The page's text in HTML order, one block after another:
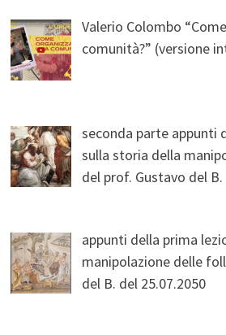
Valerio Colombo
comunità?” (versione
seconda parte appunti
sulla storia della
del prof. Gustavo del
appunti della prima
manipolazione delle
del B. del 25.07.2050